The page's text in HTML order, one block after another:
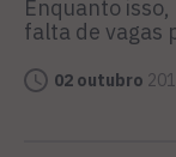
Enquanto
falta de vagas
02 outubro